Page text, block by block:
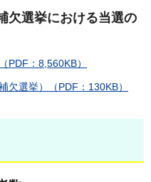
欠選挙における当選の
PDF：8,560KB）
欠選挙）（PDF：130KB）